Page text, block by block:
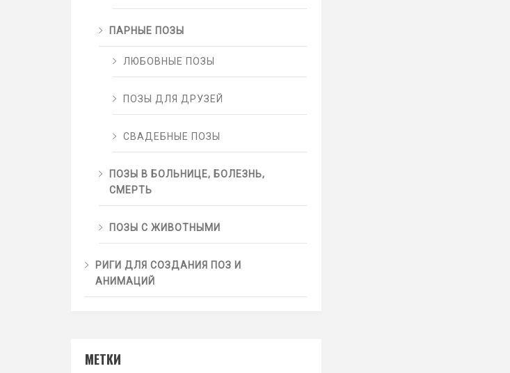
ПАРНЫЕ ПОЗЫ
ЛЮБОВНЫЕ ПОЗЫ
ПОЗЫ ДЛЯ ДРУЗЕЙ
СВАДЕБНЫЕ ПОЗЫ
ПОЗЫ В БОЛЬНИЦЕ, БОЛЕЗНЬ,
СМЕРТЬ
ПОЗЫ С ЖИВОТНЫМИ
РИГИ ДЛЯ СОЗДАНИЯ ПОЗ И
АНИМАЦИЙ
МЕТКИ